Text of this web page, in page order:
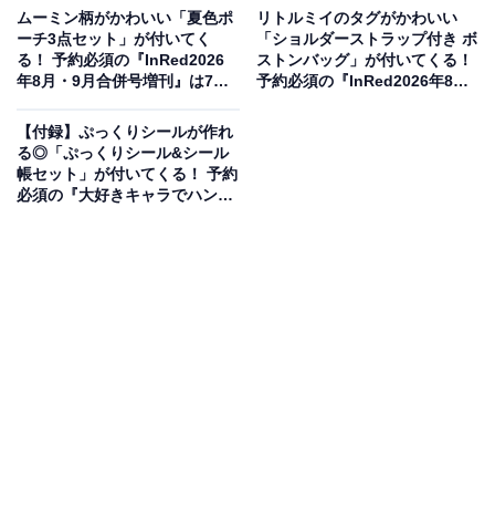
ムーミン柄がかわいい「夏色ポ
ーチ3点セット」が付いてく
る！ 予約必須の『InRed2026
年8月・9月合併号増刊』は7月7
リトルミイのタグがかわいい
「ショルダーストラップ付き ボ
ストンバッグ」が付いてくる！
予約必須の『InRed2026年8
【付録】ぷっくりシールが作れ
る◎「ぷっくりシール&シール
帳セット」が付いてくる！ 予約
必須の『大好きキャラでハンド